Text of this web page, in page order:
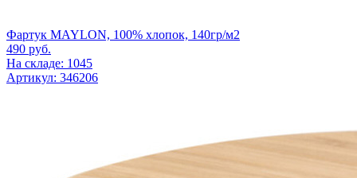
Фартук MAYLON, 100% хлопок, 140гр/м2
490 руб.
На складе: 1045
Артикул: 346206